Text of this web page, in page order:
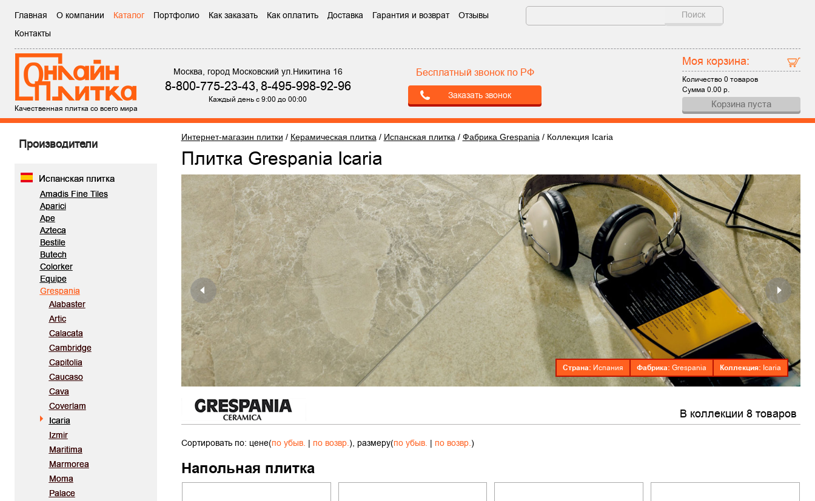
Главная О компании Каталог Портфолио Как заказать Как оплатить Доставка Гарантия и возврат
Отзывы
Контакты
Поиск
Качественная плитка со всего мира
Москва, город Московский ул.Никитина 16
8-800-775-23-43,8-495-998-92-96
Каждый день с 9:00 до 00:00
Бесплатный звонок по РФ
Заказать звонок
Моя корзина:
Количество0 товаров
Сумма0.00 р.
Корзина пуста
Производители
Испанская плитка
Amadis Fine Tiles
Aparici
Ape
Azteca
Bestile
Butech
Colorker
Equipe
Grespania
Alabaster
Artic
Calacata
Cambridge
Capitolia
Caucaso
Cava
Coverlam
Icaria
Izmir
Maritima
Marmorea
Moma
Palace
Интернет-магазин плитки / Керамическая плитка / Испанская плитка / Фабрика Grespania / Коллекция Icaria
Плитка Grespania Icaria
Страна: Испания Фабрика: Grespania Коллекция: Icaria
В коллекции 8 товаров
Сортировать по: цене(по убыв. | по возвр.), размеру(по убыв. | по возвр.)
Напольная плитка